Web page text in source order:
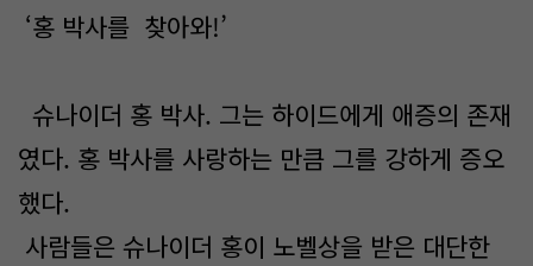
‘홍 박사를 찾아와!’
슈나이더 홍 박사. 그는 하이드에게 애증의 존재
였다. 홍 박사를 사랑하는 만큼 그를 강하게 증오
했다.
사람들은 슈나이더 홍이 노벨상을 받은 대단한